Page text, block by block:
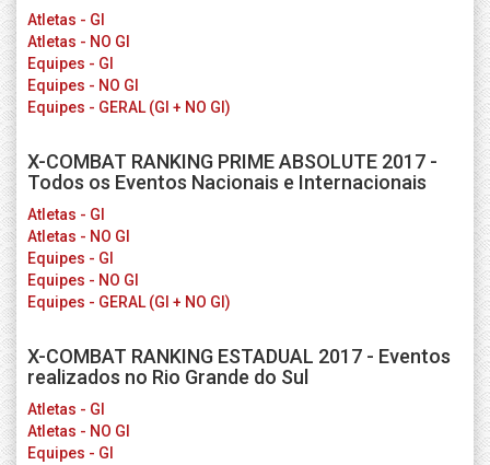
Atletas - GI
Atletas - NO GI
Equipes - GI
Equipes - NO GI
Equipes - GERAL (GI + NO GI)
X-COMBAT RANKING PRIME ABSOLUTE 2017 -
Todos os Eventos Nacionais e Internacionais
Atletas - GI
Atletas - NO GI
Equipes - GI
Equipes - NO GI
Equipes - GERAL (GI + NO GI)
X-COMBAT RANKING ESTADUAL 2017 - Eventos
realizados no Rio Grande do Sul
Atletas - GI
Atletas - NO GI
Equipes - GI